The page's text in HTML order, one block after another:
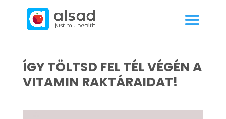
ÍGY TÖLTSD FEL TÉL VÉGÉN A
VITAMIN RAKTÁRAIDAT!